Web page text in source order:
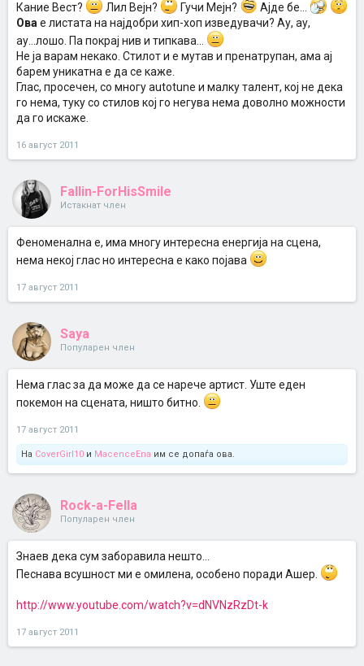
Кание Вест? Лил Вејн? Гучи Мејн?
Ајде бе...
Ова е листата на најдобри хип-хоп изведувачи? Ау, ау,
ау...лошо. Па покрај нив и типкава...
Не ја варам некако. Стилот и е мутав и пренатрупан, ама ај
барем уникатна е да се каже.
Глас, просечен, со многу autotune и малку талент, кој не дека
го нема, туку со стилов кој го негува нема доволно можности
да го искаже.
16 август 2011
Fallin-ForHisSmile
Истакнат член
Феноменална е, има многу интересна енергија на сцена,
нема некој глас но интересна е како појава
17 август 2011
Saya
Популарен член
Нема глас за да може да се нарече артист. Уште еден
покемон на сцената, ништо битно.
17 август 2011
На CoverGirl10 и MacenceEna им се допаѓа ова.
Rock-a-Fella
Популарен член
Знаев дека сум заборавила нешто...
Песнава всушност ми е омилена, особено поради Ашер.
http://www.youtube.com/watch?v=dNVNzRzDt-k
17 август 2011